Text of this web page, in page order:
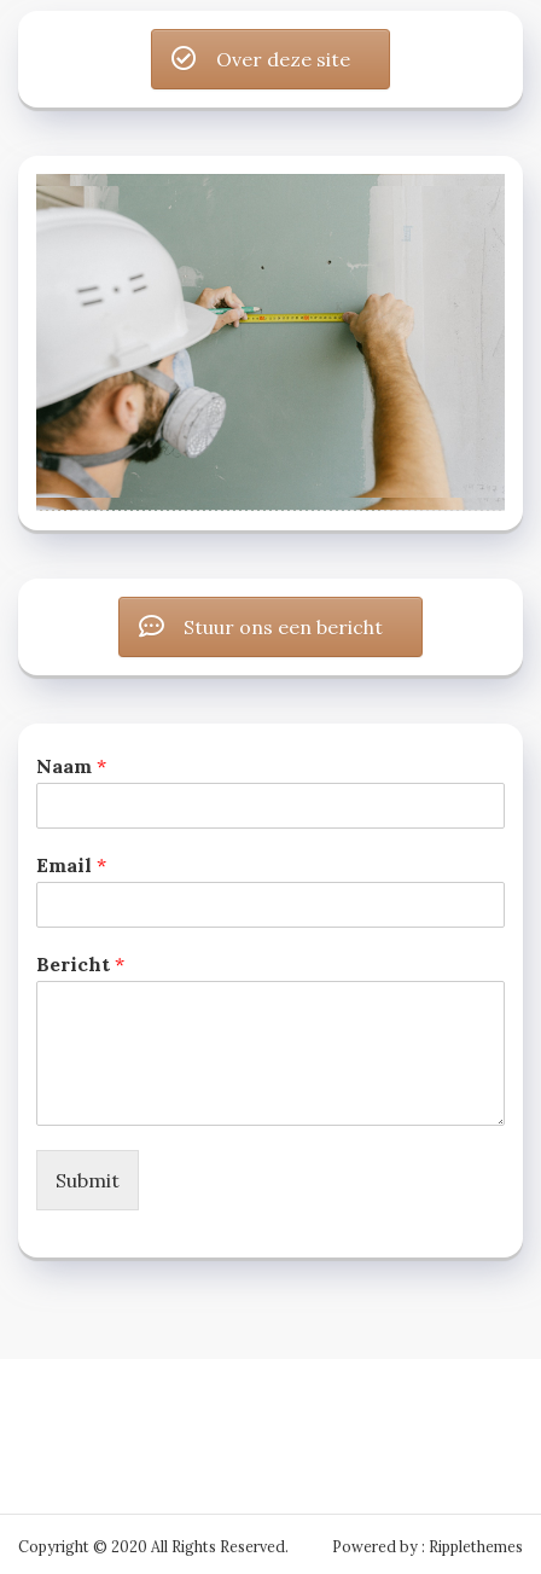
Over deze site
Stuur ons een bericht
Naam *
Email *
Bericht *
Submit
Copyright © 2020 All Rights Reserved. Powered by : Ripplethemes